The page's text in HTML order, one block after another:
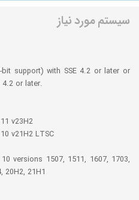
سیستم مورد نیاز
support) with SSE 4.2 or later or
4.2 or later.
v23H2
v21H2 LTSC
versions 1507, 1511, 1607, 1703,
20H2, 21H1